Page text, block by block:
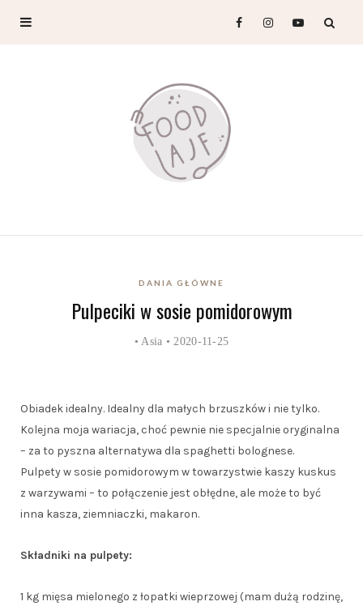
DANIA GŁÓWNE
Pulpeciki w sosie pomidorowym
•Asia • 2020-11-25
Obiadek idealny. Idealny dla małych brzuszków i nie tylko.
Kolejna moja wariacja, choć pewnie nie specjalnie oryginalna
– za to pyszna alternatywa dla spaghetti bolognese.
Pulpety w sosie pomidorowym w towarzystwie kaszy kuskus
z warzywami – to połączenie jest obłędne, ale może to być
inna kasza, ziemniaczki, makaron.
Składniki na pulpety:
1 kg mięsa mielonego z łopatki wieprzowej (mam dużą rodzinę,